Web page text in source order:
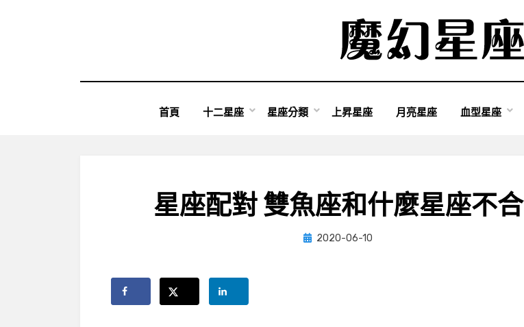
首頁 十二星座 星座分類 上昇星座 月亮星座 血型星座
星座配對 雙魚座和什麼星座不合
by小編
Posted
2020-06-10